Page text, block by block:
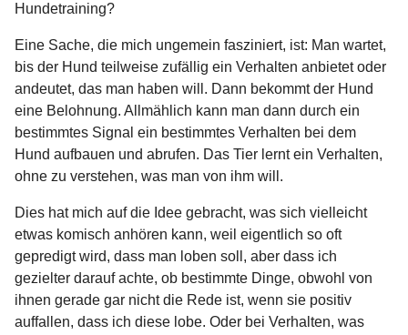
Hundetraining?
Eine Sache, die mich ungemein fasziniert, ist: Man wartet,
bis der Hund teilweise zufällig ein Verhalten anbietet oder
andeutet, das man haben will. Dann bekommt der Hund
eine Belohnung. Allmählich kann man dann durch ein
bestimmtes Signal ein bestimmtes Verhalten bei dem
Hund aufbauen und abrufen. Das Tier lernt ein Verhalten,
ohne zu verstehen, was man von ihm will.
Dies hat mich auf die Idee gebracht, was sich vielleicht
etwas komisch anhören kann, weil eigentlich so oft
gepredigt wird, dass man loben soll, aber dass ich
gezielter darauf achte, ob bestimmte Dinge, obwohl von
ihnen gerade gar nicht die Rede ist, wenn sie positiv
auffallen, dass ich diese lobe. Oder bei Verhalten, was